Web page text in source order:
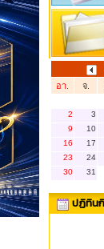
อา.
จ.
2
3
9
10
16
17
23
24
30
31
ปฏิทิน